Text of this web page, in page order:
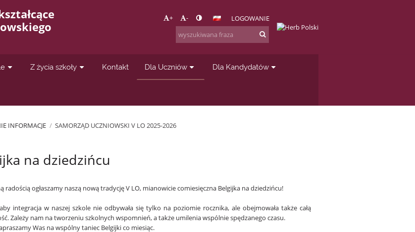
+ - LOGOWANIE
Z życia szkoły Kontakt Dla Uczniów Dla Kandydatów
INFORMACJE / SAMORZĄD UCZNIOWSKI V LO 2025-2026
na dziedzińcu
radością ogłaszamy naszą nową tradycję V LO, mianowicie comiesięczna Belgijka na dziedzińcu!
integracja w naszej szkole nie odbywała się tylko na poziomie rocznika, ale obejmowała także całą
Zależy nam na tworzeniu szkolnych wspomnień, a także umilenia wspólnie spędzanego czasu.
Was na wspólny taniec Belgijki co miesiąc.